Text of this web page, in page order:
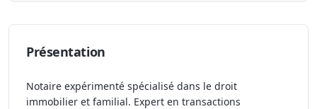
Présentation
Notaire expérimenté spécialisé dans le droit
immobilier et familial. Expert en transactions